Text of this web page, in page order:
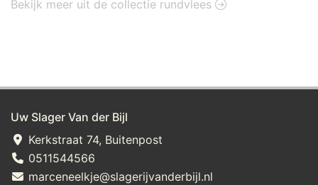
Bekijk meer uit de collectie rundvlees
Uw Slager Van der Bijl
Kerkstraat 74, Buitenpost
0511544566
marceneelkje@slagerijvanderbijl.nl